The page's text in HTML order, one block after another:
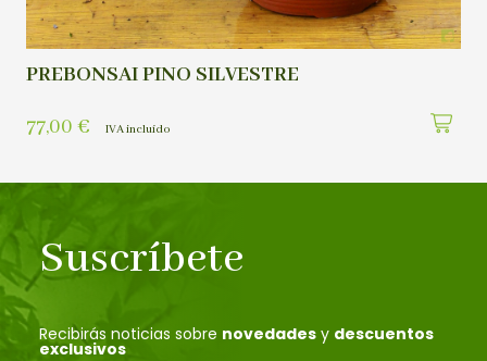
PREBONSAI PINO SILVESTRE
77,00 € IVA incluído
Suscríbete
Recibirás noticias sobre novedades y descuentos
exclusivos